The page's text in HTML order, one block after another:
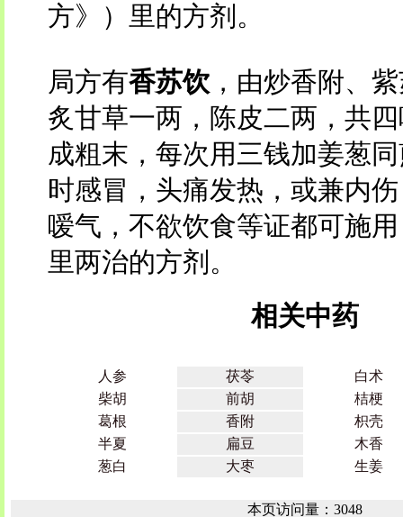
方》）里的方剂。
局方有香苏饮 ，由炒香附、
炙甘草一两，陈皮二两，共
成粗末，每次用三钱加姜葱
时感冒，头痛发热，或兼内
嗳气，不欲饮食等证都可施
里两治的方剂。
相关中药
人参 茯苓
白术
柴胡
前胡
桔梗
葛根
香附
枳壳
半夏
扁豆
木香
葱白
大枣 生姜
本页访问量：3048